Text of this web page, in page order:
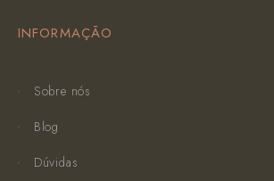
INFORMAÇÃO
Sobre nós
Blog
Dúvidas